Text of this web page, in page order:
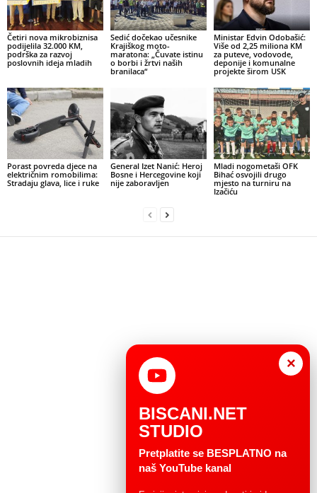
Četiri nova mikrobiznisa
podijelila 32.000 KM,
podrška za razvoj
poslovnih ideja mladih
Sedić dočekao učesnike
Krajiškog moto-
maratona: „Čuvate istinu
o borbi i žrtvi naših
branilaca“
Ministar Edvin Odobašić:
Više od 2,25 miliona KM
za puteve, vodovode,
deponije i komunalne
projekte širom USK
Porast povreda djece na
električnim romobilima:
Stradaju glava, lice i ruke
General Izet Nanić: Heroj
Bosne i Hercegovine koji
nije zaboravljen
Mladi nogometaši OFK
Bihać osvojili drugo
mjesto na turniru na
Izačiću
×
BISCANI.NET
STUDIO
Pretplatite se BESPLATNO na
naš YouTube kanal